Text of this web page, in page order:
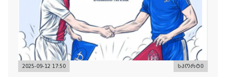
2025-09-12 17:50 სპორტი